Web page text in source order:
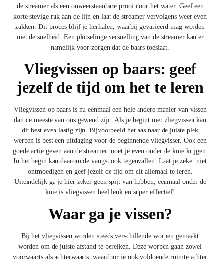
de streamer als een onweerstaanbare prooi door het water. Geef een
korte stevige ruk aan de lijn en laat de streamer vervolgens weer even
zakken. Dit proces blijf je herhalen, waarbij gevarieerd mag worden
met de snelheid. Een plotselinge versnelling van de streamer kan er
namelijk voor zorgen dat de baars toeslaat.
Vliegvissen op baars: geef
jezelf de tijd om het te leren
Vliegvissen op baars is nu eenmaal een hele andere manier van vissen
dan de meeste van ons gewend zijn. Als je begint met vliegvissen kan
dit best even lastig zijn. Bijvoorbeeld het aas naar de juiste plek
werpen is best een uitdaging voor de beginnende vliegvisser. Ook een
goede actie geven aan de streamer moet je even onder de knie krijgen.
In het begin kan daarom de vangst ook tegenvallen. Laat je zeker niet
ontmoedigen en geef jezelf de tijd om dit allemaal te leren.
Uiteindelijk ga je hier zeker geen spijt van hebben, eenmaal onder de
knie is vliegvissen heel leuk en super effectief!
Waar ga je vissen?
Bij het vliegvissen worden steeds verschillende worpen gemaakt
worden om de juiste afstand te bereiken. Deze worpen gaan zowel
voorwaarts als achterwaarts, waardoor je ook voldoende ruimte achter